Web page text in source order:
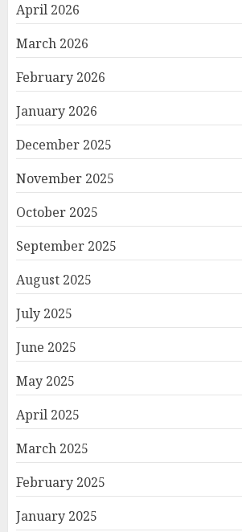
April 2026
March 2026
February 2026
January 2026
December 2025
November 2025
October 2025
September 2025
August 2025
July 2025
June 2025
May 2025
April 2025
March 2025
February 2025
January 2025